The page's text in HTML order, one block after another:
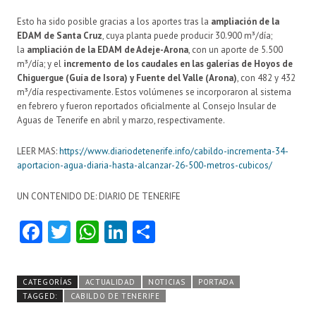
Esto ha sido posible gracias a los aportes tras la ampliación de la
EDAM de Santa Cruz, cuya planta puede producir 30.900 m³/día;
la ampliación de la EDAM de Adeje-Arona, con un aporte de 5.500
m³/día; y el incremento de los caudales en las galerías de Hoyos de
Chiguergue (Guía de Isora) y Fuente del Valle (Arona), con 482 y 432
m³/día respectivamente. Estos volúmenes se incorporaron al sistema
en febrero y fueron reportados oficialmente al Consejo Insular de
Aguas de Tenerife en abril y marzo, respectivamente.
LEER MAS:https://www.diariodetenerife.info/cabildo-incrementa-34-
aportacion-agua-diaria-hasta-alcanzar-26-500-metros-cubicos/
UN CONTENIDO DE: DIARIO DE TENERIFE
Fa
b
o
T
itt
er
W
ts
A
Li
e
dI
m
pa
CATEGORÍAS ACTUALIDAD NOTICIAS
PORTADA
TAGGED:
CABILDO DE TENERIFE